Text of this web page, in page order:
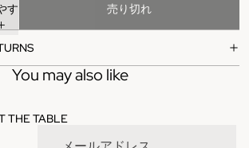
す
売り切れ
You may also like
THE TABLE